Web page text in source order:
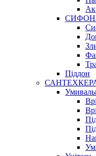
Піддон